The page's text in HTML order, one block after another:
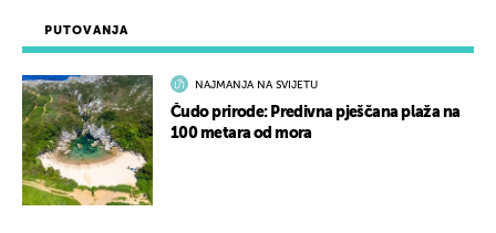
PUTOVANJA
NAJMANJA NA SVIJETU
Čudo prirode: Predivna pješčana plaža na
100 metara od mora